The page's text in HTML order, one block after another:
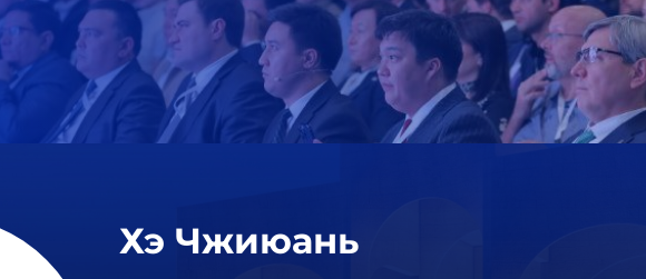
Хэ Чжиюань